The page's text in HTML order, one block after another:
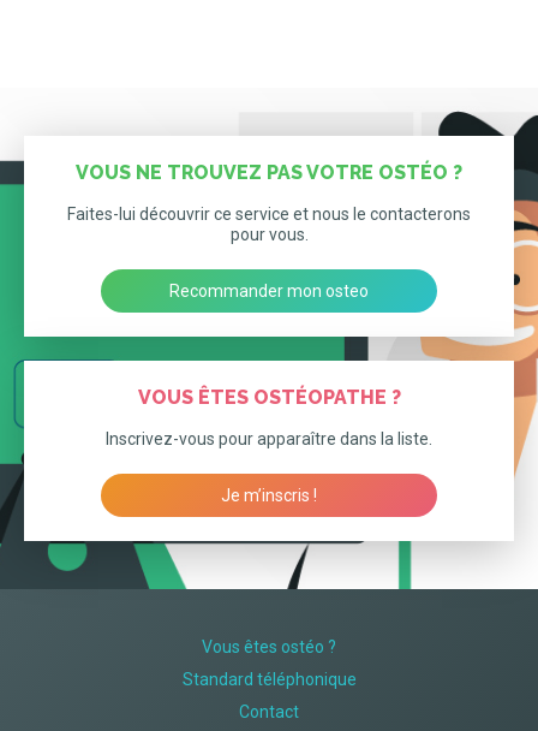
VOUS NE TROUVEZ PAS VOTRE OSTÉO ?
Faites-lui découvrir ce service et nous le contacterons
pour vous.
Recommander mon osteo
VOUS ÊTES OSTÉOPATHE ?
Inscrivez-vous pour apparaître dans la liste.
Je m’inscris !
Vous êtes ostéo ?
Standard téléphonique
Contact